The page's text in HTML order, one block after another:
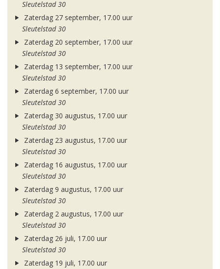
Sleutelstad 30
Zaterdag 27 september, 17.00 uur
Sleutelstad 30
Zaterdag 20 september, 17.00 uur
Sleutelstad 30
Zaterdag 13 september, 17.00 uur
Sleutelstad 30
Zaterdag 6 september, 17.00 uur
Sleutelstad 30
Zaterdag 30 augustus, 17.00 uur
Sleutelstad 30
Zaterdag 23 augustus, 17.00 uur
Sleutelstad 30
Zaterdag 16 augustus, 17.00 uur
Sleutelstad 30
Zaterdag 9 augustus, 17.00 uur
Sleutelstad 30
Zaterdag 2 augustus, 17.00 uur
Sleutelstad 30
Zaterdag 26 juli, 17.00 uur
Sleutelstad 30
Zaterdag 19 juli, 17.00 uur